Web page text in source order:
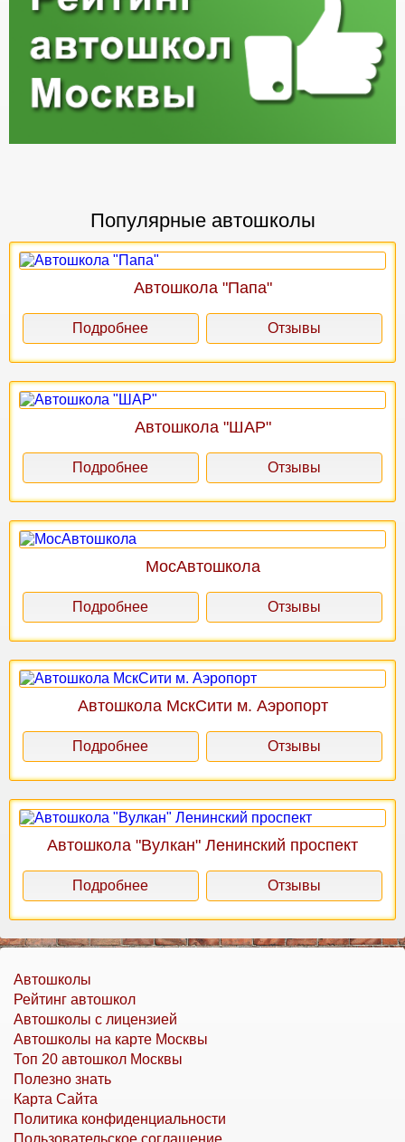
Популярные автошколы
Автошкола "Папа"
Подробнее Отзывы
Автошкола "ШАР"
Подробнее Отзывы
МосАвтошкола
Подробнее Отзывы
Автошкола МскСити м. Аэропорт
Подробнее Отзывы
Автошкола "Вулкан" Ленинский проспект
Подробнее Отзывы
Автошколы
Рейтинг автошкол
Автошколы с лицензией
Автошколы на карте Москвы
Топ 20 автошкол Москвы
Полезно знать
Карта Сайта
Политика конфиденциальности
Пользовательское соглашение